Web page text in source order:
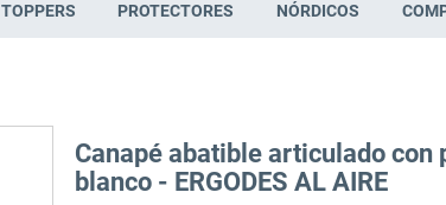
TOPPERS PROTECTORES NÓRDICOS
Canapé abatible articulado con
blanco - ERGODES AL AIRE